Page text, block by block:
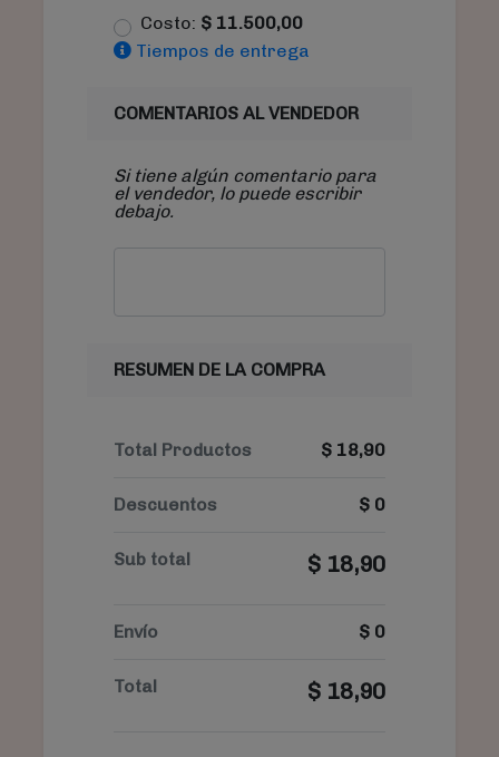
Costo: $ 11.500,00
Tiempos de entrega
COMENTARIOS AL VENDEDOR
Si tiene algún comentario para
el vendedor, lo puede escribir
debajo.
RESUMEN DE LA COMPRA
Total Productos $ 18,90
Descuentos $ 0
Sub total $ 18,90
Envío $ 0
Total $ 18,90